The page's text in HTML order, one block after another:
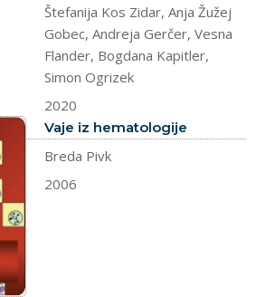
Štefanija Kos Zidar, Anja Žužej
Gobec, Andreja Gerčer, Vesna
Flander, Bogdana Kapitler,
Simon Ogrizek
2020
dokument
Vaje iz hematologije
Breda Pivk
2006